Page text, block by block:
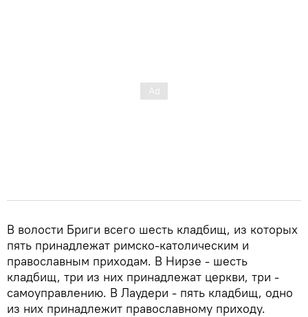
В волости Бриги всего шесть кладбищ, из которых
пять принадлежат римско-католическим и
православным приходам. В Нирзе - шесть
кладбищ, три из них принадлежат церкви, три -
самоуправлению. В Лаудери - пять кладбищ, одно
из них принадлежит православному приходу.